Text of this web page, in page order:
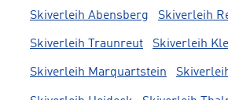
Skiverleih Abensberg Skiverleih
Skiverleih Traunreut Skiverleih
Skiverleih Marquartstein